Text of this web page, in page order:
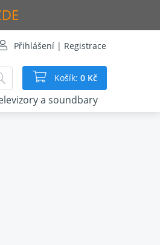
Přihlášení | Registrace
Košík: 0 Kč
a soundbary